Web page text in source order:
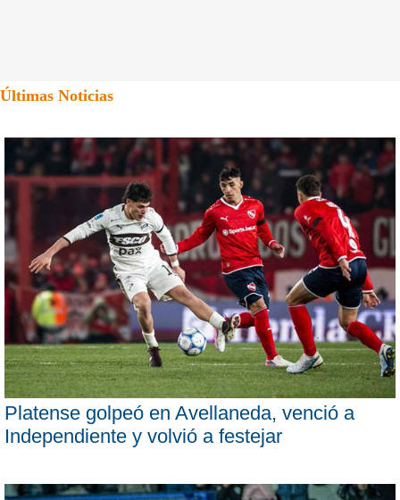
Últimas Noticias
Platense golpeó en Avellaneda, venció a
Independiente y volvió a festejar